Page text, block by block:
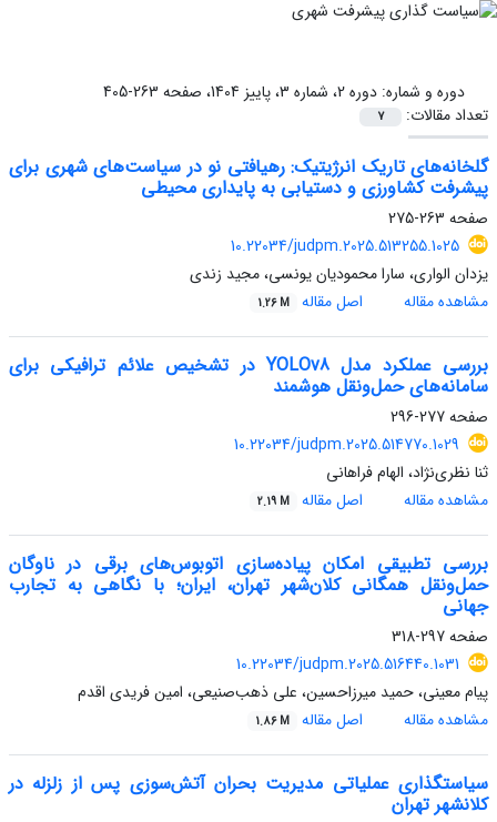
دوره و شماره:دوره 2، شماره 3، پاییز 1404، صفحه 263-405
تعداد مقالات:
7
گلخانه‌های تاریک انرژیتیک: رهیافتی نو در سیاست‌های شهری برای
پیشرفت کشاورزی و دستیابی به پایداری محیطی
صفحه 263-275
10.22034/judpm.2025.513255.1025
یزدان الواری، سارا محمودیان یونسی، مجید زندی
مشاهده مقاله
اصل مقاله 1.26 M
بررسی عملکرد مدل YOLOv8 در تشخیص علائم ترافیکی برای
سامانه‌های حمل‌ونقل هوشمند
صفحه277-296
10.22034/judpm.2025.514770.1029
ثنا نظری‌نژاد، الهام فراهانی
مشاهده مقاله
اصل مقاله 2.19 M
بررسی تطبیقی امکان پیاده‌سازی اتوبوس‌های برقی در ناوگان
حمل‌ونقل همگانی کلان‌شهر تهران، ایران؛ با نگاهی به تجارب
جهانی
صفحه297-318
10.22034/judpm.2025.516440.1031
پیام معینی، حمید میرزاحسین، علی ذهب‌صنیعی، امین فریدی اقدم
مشاهده مقاله
اصل مقاله 1.86 M
سیاستگذاری عملیاتی مدیریت بحران آتش‌سوزی‌ پس از زلزله در
کلانشهر تهران